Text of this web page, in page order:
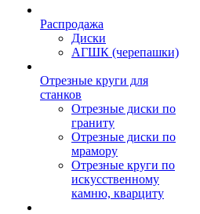
Распродажа
Диски
АГШК (черепашки)
Отрезные круги для
станков
Отрезные диски по
граниту
Отрезные диски по
мрамору
Отрезные круги по
искусственному
камню, кварциту